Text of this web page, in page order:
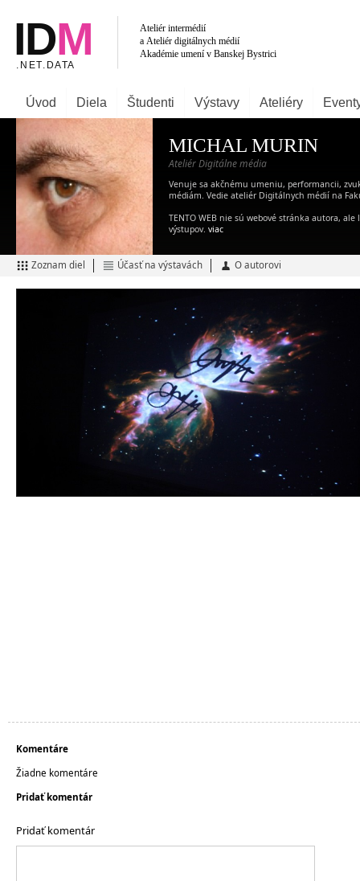
Úvod Diela Študenti Výstavy Ateliéry
MICHAL MURIN
Ateliér Digitálne média
Venuje sa akčnému umeniu, performancii,
médiám. Vedie ateliér Digitálnych médií na
TENTO WEB nie sú webové stránka autora,
výstupov. viac
Zoznam diel Účasť na výstavách O autorovi
Komentáre
Žiadne komentáre
Pridať komentár
Pridať komentár